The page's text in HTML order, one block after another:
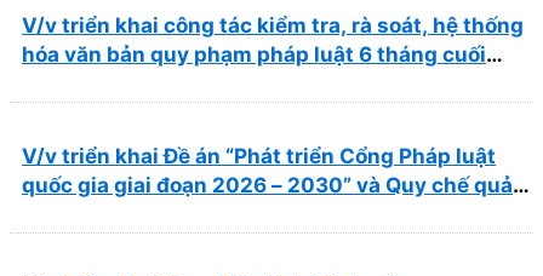
V/v triển khai công tác kiểm tra, rà soát, hệ thống
hóa văn bản quy phạm pháp luật 6 tháng cuối
V/v triển khai Đề án “Phát triển Cổng Pháp luật
quốc gia giai đoạn 2026 – 2030” và Quy chế quản